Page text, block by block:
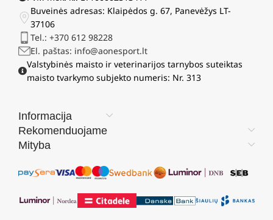
Buveinės adresas: Klaipėdos g. 67, Panevėžys LT-
37106
Tel.: +370 612 98228
El. paštas: info@aonesport.lt
Valstybinės maisto ir veterinarijos tarnybos suteiktas
maisto tvarkymo subjekto numeris: Nr. 313
Informacija
Rekomenduojame
Mityba